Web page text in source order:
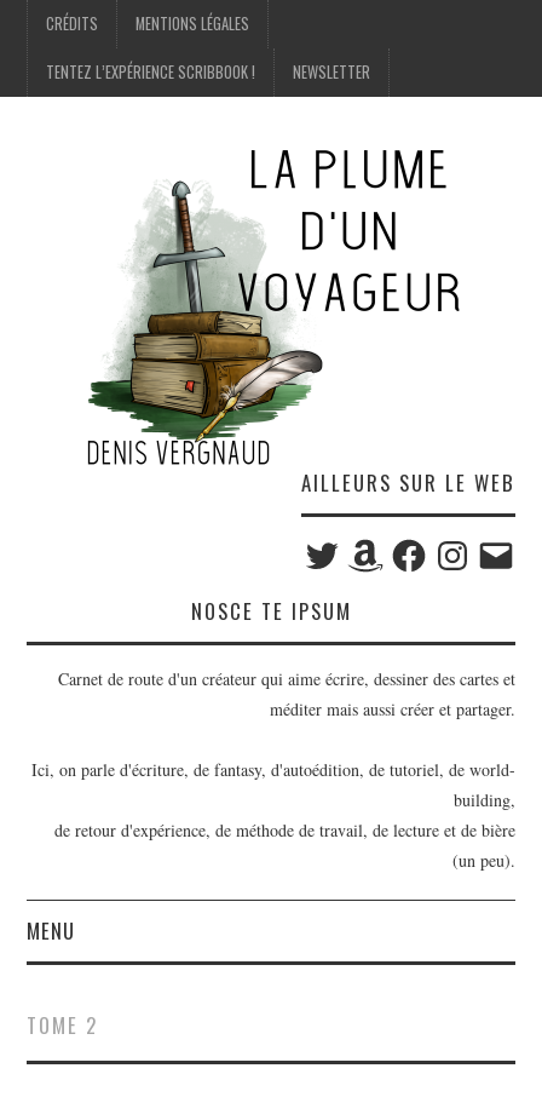
CRÉDITS MENTIONS LÉGALES
TENTEZ L’EXPÉRIENCE SCRIBBOOK ! NEWSLETTER
AILLEURS SUR LE WEB
Twitter AmazonFacebookInstagram
E-
mail
NOSCE TE IPSUM
Carnet de route d'un créateur qui aime écrire, dessiner des cartes et
méditer mais aussi créer et partager.
Ici, on parle d'écriture, de fantasy, d'autoédition, de tutoriel, de world-
building,
de retour d'expérience, de méthode de travail, de lecture et de bière
(un peu).
MENU
OUTILS D’ÉCRIVAIN
TOME 2